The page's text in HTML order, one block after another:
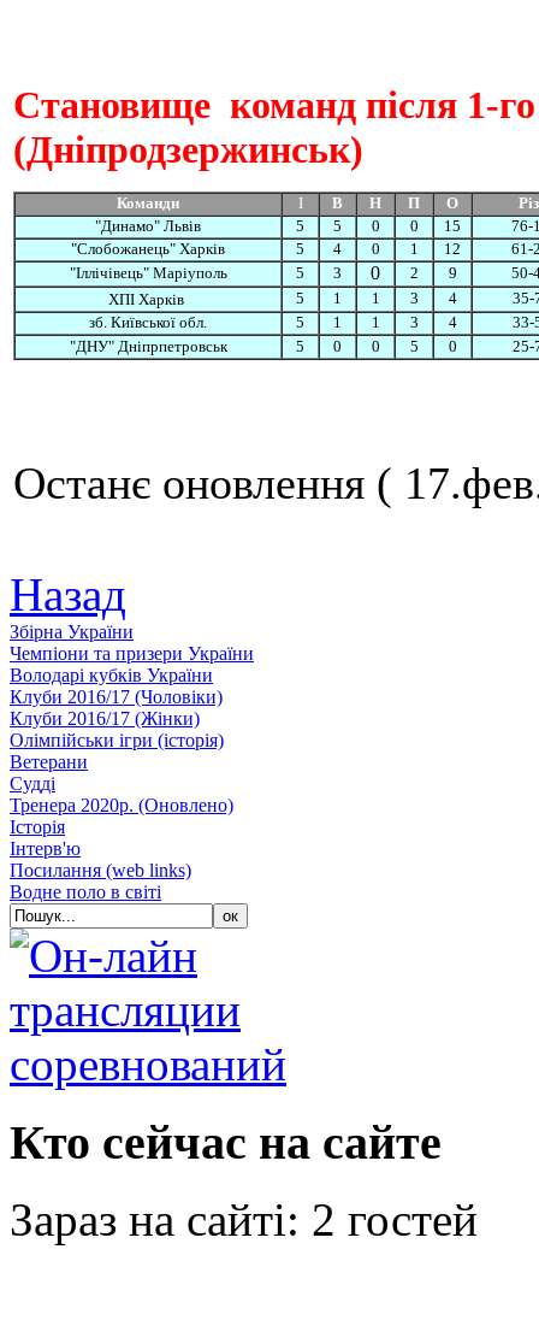
Становище команд після 1-
(Дніпродзержинськ)
Команди І В Н П О
"Динамо" Львів
5 5 0 0 15
76-
"Слобожанець" Харків
5 4 0 1 12
61-
"Іллічівець" Маріуполь
5 3 0 2 9
50-
ХПІ Харків
5 1 1 3 4
35-
зб. Київської обл.
5 1 1 3 4
33-
"ДНУ" Дніпрпетровськ
5 0 0 5 0 25-
Останє оновлення (
Назад
Збiрна України
Чемпіони та призери України
Володарі кубків України
Клуби 2016/17 (Чоловiки)
Клуби 2016/17 (Жiнки)
Олімпійськи ігри (історія)
Ветерани
Судді
Тренера 2020р. (Оновлено)
Історія
Iнтерв'ю
Посилання (web links)
Водне поло в світі
Кто сейчас на сайте
Зараз на сайті: 2 гостей